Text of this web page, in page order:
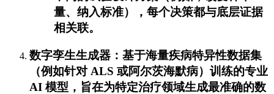
量、纳入标准），每个决策都与底层证据
相关联。
数字孪生生成器：基于海量疾病特异性数据集
（例如针对 ALS 或阿尔茨海默病）训练的专业
AI 模型，旨在为特定治疗领域生成最准确的数